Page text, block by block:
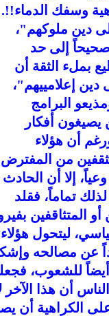
وسفك الدماء!!.
دين ملوكهم"،
إلى حد
بملء الثقة أن
إعلامييهم"،
البرامج
يصيغون أفكار
أن هؤلاء
من المفترض
إلا أن الحادث
تماماً، فقلد
المتثاقفين
ليتحول
عن مصالحه
أيضاً للشعوب،
الناس أن هذا
الكراهية أن